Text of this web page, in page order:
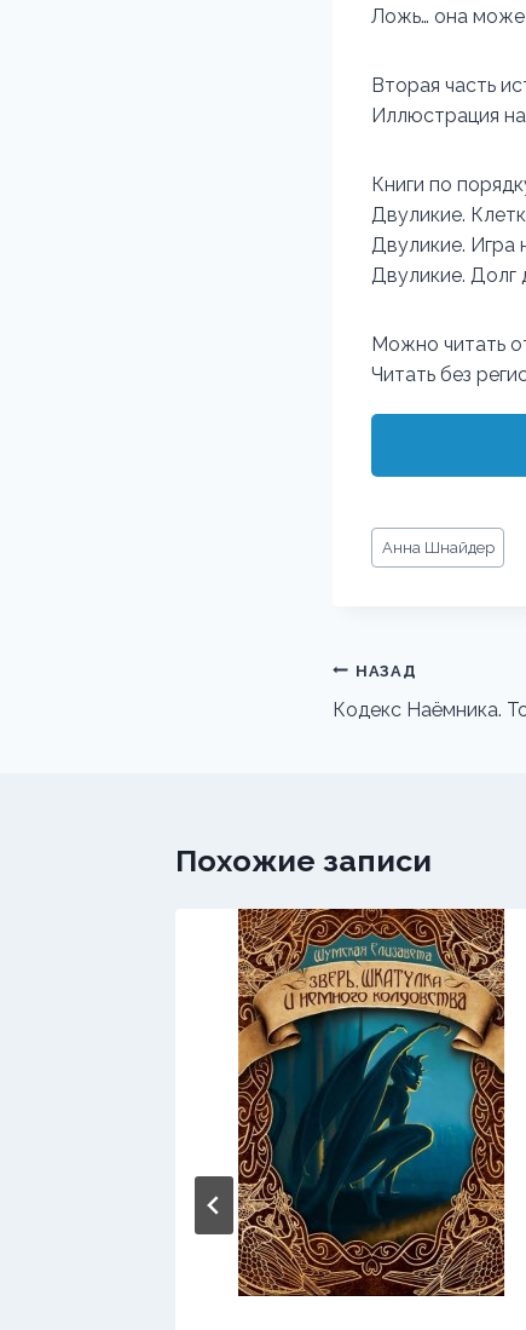
Ложь… она
Вторая часть
Иллюстрация
Книги по
Двуликие.
Двуликие. Игра
Двуликие. Долг
Можно читать
Читать без
Метки
записи:
Анна Шнайдер
Навигация
по
НАЗАД
Кодекс Наёмника.
Похожие записи